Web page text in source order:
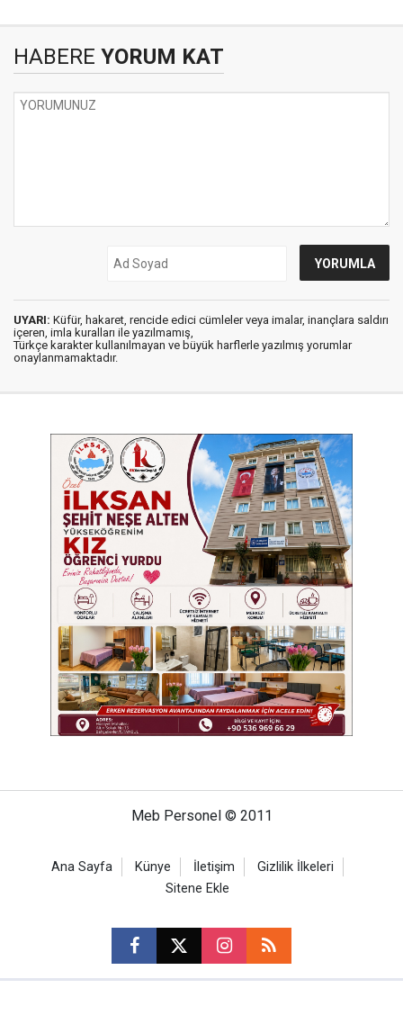
HABERE YORUM KAT
UYARI: Küfür, hakaret, rencide edici cümleler veya imalar, inançlara saldırı
içeren, imla kuralları ile yazılmamış,
Türkçe karakter kullanılmayan ve büyük harflerle yazılmış yorumlar
onaylanmamaktadır.
Meb Personel © 2011
Ana Sayfa Künye İletişim
Gizlilik İlkeleri
Sitene Ekle